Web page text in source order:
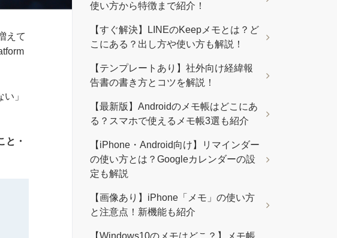
えて
」
と・
使い方から特徴まで紹介！
【すぐ解決】LINEのKeepメモとは？ど
こにある？出し方や使い方も解説！
【テンプレートあり】社外向け経緯報
告書の書き方とコツを解説！
【最新版】Androidのメモ帳はどこにあ
る？スマホで使えるメモ帳3選も紹介
【iPhone・Android向け】リマインダー
の使い方とは？Googleカレンダーの設
定も解説
【画像あり】iPhone「メモ」の使い方
と注意点！新機能も紹介
【Windows10のメモはどこ？】メモ帳